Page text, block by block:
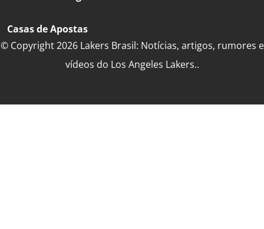
Casas de Apostas
© Copyright 2026 Lakers Brasil: Notícias, artigos, rumores e
vídeos do Los Angeles Lakers..